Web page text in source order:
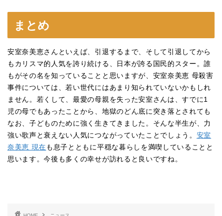
まとめ
安室奈美恵さんといえば、引退するまで、そして引退してから
もカリスマ的人気を誇り続ける、日本が誇る国民的スター。誰
もがその名を知っていることと思いますが、安室奈美恵 母殺害
事件については、若い世代にはあまり知られていないかもしれ
ません。若くして、最愛の母親を失った安室さんは、すでに1
児の母でもあったことから、地獄のどん底に突き落とされても
なお、子どものために強く生きてきました。そんな半生が、力
強い歌声と衰えない人気につながっていたことでしょう。 安室
奈美恵 現在 も息子とともに平穏な暮らしを満喫していることと
思います。今後も多くの幸せが訪れると良いですね。